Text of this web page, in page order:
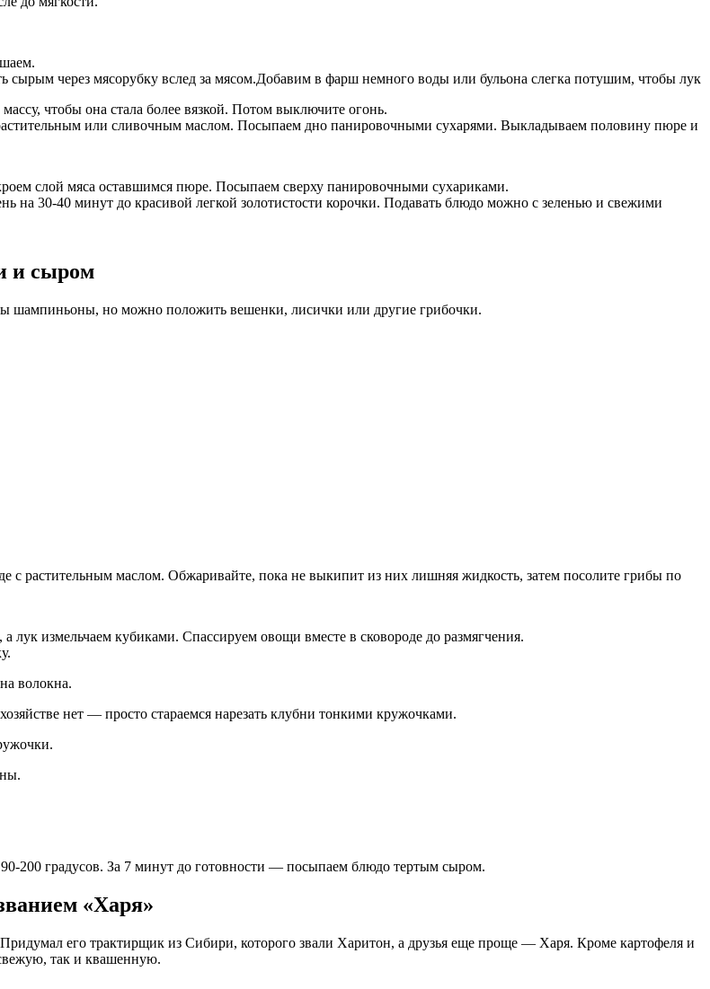
сырым через мясорубку вслед за мясом.Добавим в фарш немного воды или бульона слегка потушим, чтобы лук
чтобы она стала более вязкой. Потом выключите огонь.
или сливочным маслом. Посыпаем дно панировочными сухарями. Выкладываем половину пюре и
слой мяса оставшимся пюре. Посыпаем сверху панировочными сухариками.
на 30-40 минут до красивой легкой золотистости корочки. Подавать блюдо можно с зеленью и свежими
и сыром
шампиньоны, но можно положить вешенки, лисички или другие грибочки.
с растительным маслом. Обжаривайте, пока не выкипит из них лишняя жидкость, затем посолите грибы по
измельчаем кубиками. Спассируем овощи вместе в сковороде до размягчения.
волокна.
нет — просто стараемся нарезать клубни тонкими кружочками.
200 градусов. За 7 минут до готовности — посыпаем блюдо тертым сыром.
«Харя»
его трактирщик из Сибири, которого звали Харитон, а друзья еще проще — Харя. Кроме картофеля и
так и квашенную.